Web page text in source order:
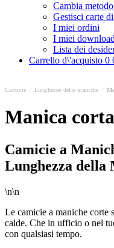
Cambia
Gestisci carte
I miei ordini
I miei
Lista dei
Carrello d\'acquisto 0
Camicie Lunghezze delle maniche
Manica corta
Camicie a
Lunghezza della
\n\n
Le camicie a maniche corte
calde. Che in ufficio o nel
con qualsiasi tempo.